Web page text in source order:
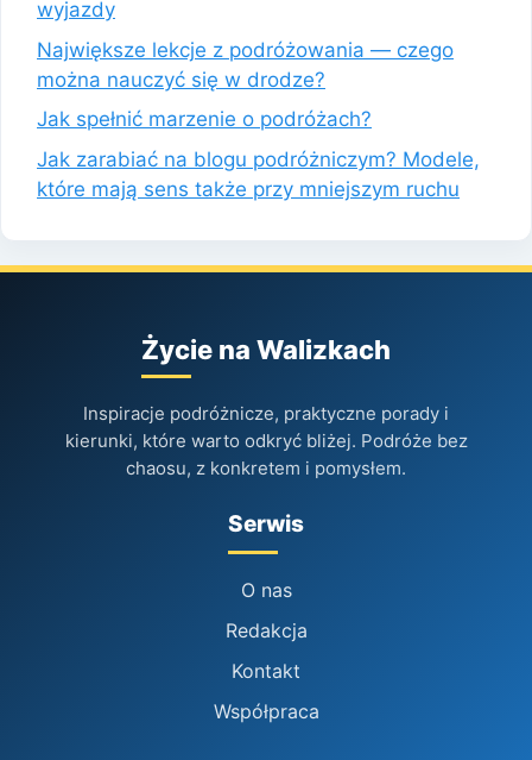
wyjazdy
Największe lekcje z podróżowania — czego
można nauczyć się w drodze?
Jak spełnić marzenie o podróżach?
Jak zarabiać na blogu podróżniczym? Modele,
które mają sens także przy mniejszym ruchu
Życie na Walizkach
Inspiracje podróżnicze, praktyczne porady i
kierunki, które warto odkryć bliżej. Podróże bez
chaosu, z konkretem i pomysłem.
Serwis
O nas
Redakcja
Kontakt
Współpraca